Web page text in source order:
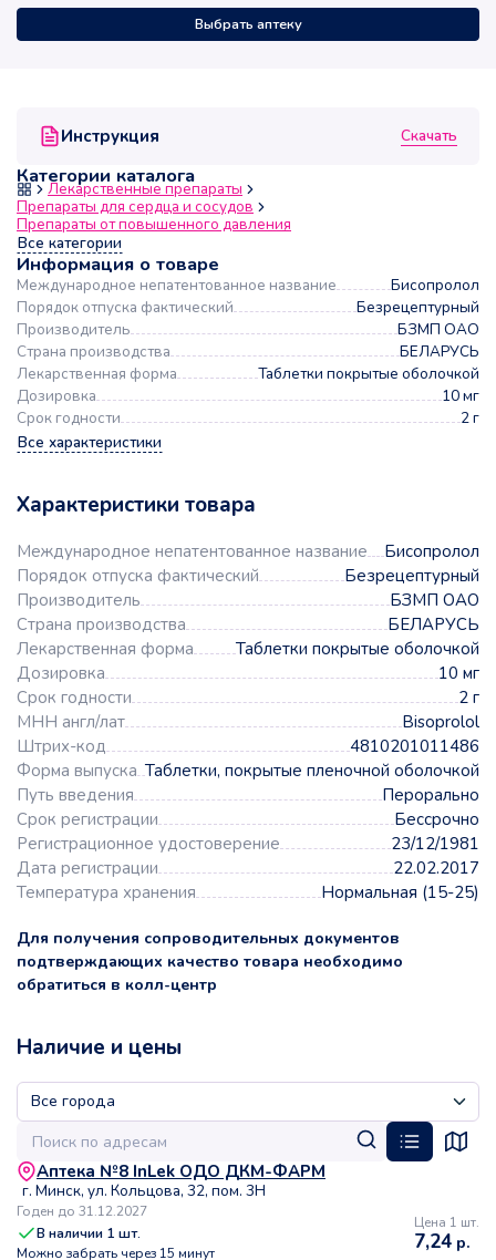
Инструкция Скачать
Категории каталога
Лекарственные препараты
Препараты для сердца и сосудов
Препараты от повышенного давления
Все категории
Информация о товаре
Международное непатентованное название
Бисопролол
Порядок отпуска фактический
Безрецептурный
Производитель
БЗМП ОАО
Страна производства
БЕЛАРУСЬ
Лекарственная форма
Таблетки покрытые оболочкой
Дозировка
10 мг
Срок годности
2 г
Все характеристики
Характеристики товара
Международное непатентованное название
Бисопролол
Порядок отпуска фактический
Безрецептурный
Производитель
БЗМП ОАО
Страна производства
БЕЛАРУСЬ
Лекарственная форма
Таблетки покрытые оболочкой
Дозировка
10 мг
Срок годности
2 г
МНН англ/лат
Bisoprolol
Штрих-код
4810201011486
Форма выпуска Таблетки, покрытые пленочной оболочкой
Путь введения
Перорально
Срок регистрации
Бессрочно
Регистрационное удостоверение
23/12/1981
Дата регистрации
22.02.2017
Температура хранения
Нормальная (15-25)
Для получения сопроводительных документов
подтверждающих качество товара необходимо
обратиться в колл-центр
Выбрать аптеку
Наличие и цены
Аптека №8 InLek ОДО ДКМ-ФАРМ
г. Минск, ул. Кольцова, 32, пом. 3Н
Годен до 31.12.2027
В наличии 1 шт.
Можно забрать через 15 минут
Цена 1 шт.
7,24 р.